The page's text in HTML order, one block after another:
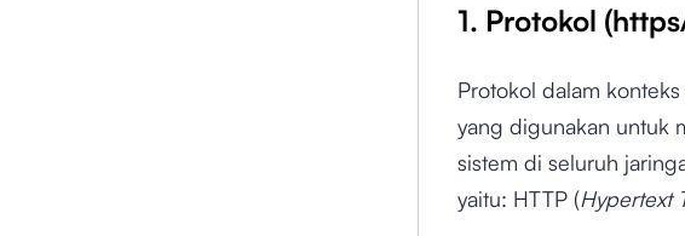
1. Protokol
Protokol dalam
yang digunakan untuk
sistem di seluruh
yaitu: HTTP (Hypertext